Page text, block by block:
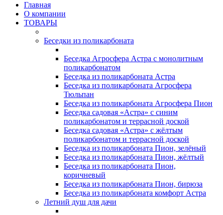
Главная
О компании
ТОВАРЫ
Беседки из поликарбоната
Беседка Агросфера Астра с монолитным
поликарбонатом
Беседка из поликарбоната Астра
Беседка из поликарбоната Агросфера
Тюльпан
Беседка из поликарбоната Агросфера Пион
Беседка садовая «Астра» с синим
поликарбонатом и террасной доской
Беседка садовая «Астра» с жёлтым
поликарбонатом и террасной доской
Беседка из поликарбоната Пион, зелёный
Беседка из поликарбоната Пион, жёлтый
Беседка из поликарбоната Пион,
коричневый
Беседка из поликарбоната Пион, бирюза
Беседка из поликарбоната комфорт Астра
Летний душ для дачи